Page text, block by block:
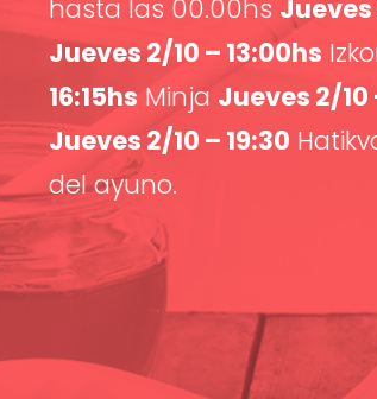
hasta las 00.00hs Jueves
Jueves 2/10 – 13:00hs
16:15hs Minja Jueves 2/10
Jueves 2/10 – 19:30
del ayuno.